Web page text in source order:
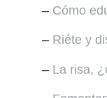
– Cómo
– Riéte y
– La risa,